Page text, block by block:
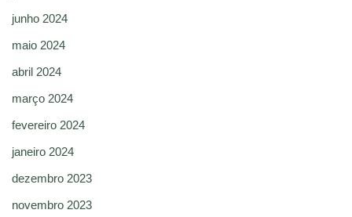
junho 2024
maio 2024
abril 2024
março 2024
fevereiro 2024
janeiro 2024
dezembro 2023
novembro 2023